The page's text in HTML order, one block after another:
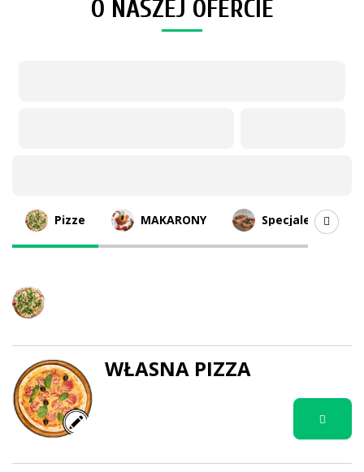
O NASZEJ OFERCIE
Oferta
Pizze MAKARONY Specjale
WŁASNA PIZZA